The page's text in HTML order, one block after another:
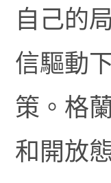
自己的
信驅動
策。格
和開放